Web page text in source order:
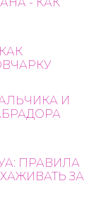
- КАК
И
ПРАВИЛА
ЗА